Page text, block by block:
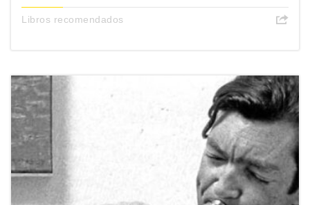
Libros recomendados